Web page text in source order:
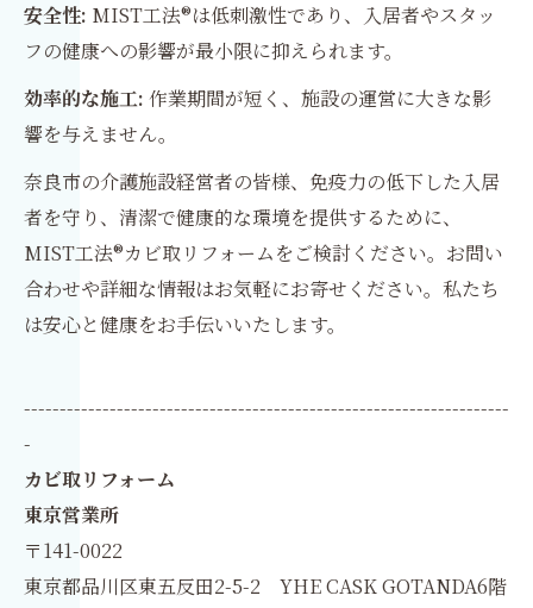
安全性: MIST工法®は低刺激性であり、入居者やスタッ
フの健康への影響が最小限に抑えられます。
効率的な施工: 作業期間が短く、施設の運営に大きな影
響を与えません。
奈良市の介護施設経営者の皆様、免疫力の低下した入居
者を守り、清潔で健康的な環境を提供するために、
MIST工法®カビ取リフォームをご検討ください。お問い
合わせや詳細な情報はお気軽にお寄せください。私たち
は安心と健康をお手伝いいたします。
--------------------------------------------------------------------
-
カビ取リフォーム
東京営業所
〒141-0022
東京都品川区東五反田2-5-2 YHE CASK GOTANDA6階